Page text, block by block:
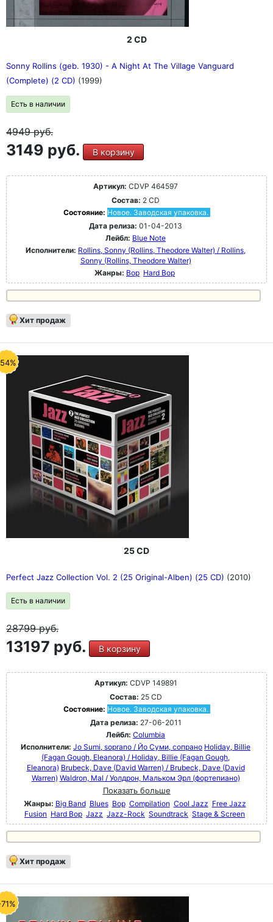
2 CD
Sonny Rollins (geb. 1930) - A Night At The Village Vanguard
(Complete) (2 CD) (1999)
Есть в наличии
4949руб.
3149 руб. В корзину
Артикул: CDVP 464597
Состав: 2 CD
Состояние: Новое. Заводская упаковка.
Дата релиза: 01-04-2013
Лейбл: Blue Note
Исполнители: Rollins, Sonny (Rollins, Theodore Walter) / Rollins,
Sonny (Rollins, Theodore Walter)
Жанры: Bop Hard Bop
Хит продаж
25 CD
Perfect Jazz Collection Vol. 2 (25 Original-Alben) (25 CD) (2010)
Есть в наличии
28799руб.
13197 руб. В корзину
Артикул: CDVP 149891
Состав: 25 CD
Состояние: Новое. Заводская упаковка.
Дата релиза: 27-06-2011
Лейбл: Columbia
Исполнители: Jo Sumi, soprano / Йо Суми, сопрано Holiday, Billie
(Fagan Gough, Eleanora) / Holiday, Billie (Fagan Gough,
Eleanora) Brubeck, Dave (David Warren) / Brubeck, Dave (David
Warren) Waldron, Mal / Уолдрон, Мальком Эрл (фортепиано)
Показать больше
Жанры: Big Band Blues Bop Compilation Cool Jazz Free Jazz
Fusion Hard Bop Jazz Jazz-Rock Soundtrack Stage & Screen
Хит продаж